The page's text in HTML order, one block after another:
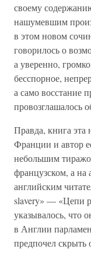
своему
нашумевшим
в этом новом
говорилось о
а уверенно,
бесспорное,
а само восстание
провозглашалось
Правда, книга эта
Франции и автор
небольшим
французском, а на
английским
slavery» — «Цепи
указывалось, что
в Англии
предпочел скрыть